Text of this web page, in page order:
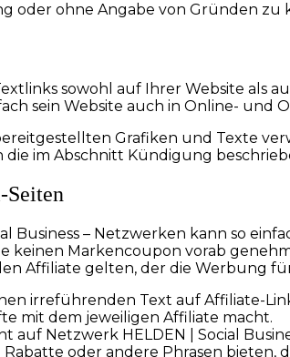
oder ohne Angabe von Gründen zu
sowohl auf Ihrer Website als
sein Website auch in Online-
Grafiken und Texte
im Abschnitt Kündigung
Seiten
Business – Netzwerken kann so
keinen Markencoupon vorab
Affiliate gelten, der die Werbung
irreführenden Text auf Affiliate-
mit dem jeweiligen Affiliate macht.
auf Netzwerk HELDEN | Social
Rabatte oder andere Phrasen bieten,